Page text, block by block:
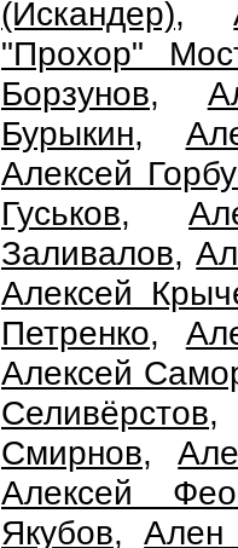
(Искандер),
"Прохор"
Борзунов,
Бурыкин,
Алексей
Гуськов,
Заливалов,
Алексей
Петренко,
Алексей
Селивёрстов
Смирнов,
Алексей
Якубов,Ален